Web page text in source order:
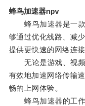
蜂鸟加速器npv
蜂鸟加速器是一款
够通过优化线路、减
提供更快速的网络连接
无论是游戏、视频
有效地加速网络传输
畅的上网体验。
蜂鸟加速器的工作